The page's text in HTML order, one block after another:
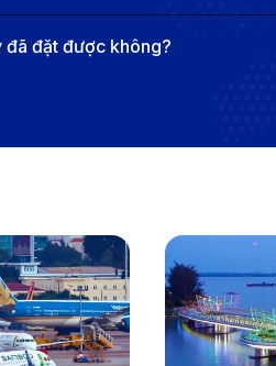
đã đặt được không?